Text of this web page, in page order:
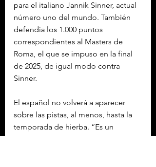
para el italiano Jannik Sinner, actual
número uno del mundo. También
defendía los 1.000 puntos
correspondientes al Masters de
Roma, el que se impuso en la final
de 2025, de igual modo contra
Sinner.
El español no volverá a aparecer
sobre las pistas, al menos, hasta la
temporada de hierba. “Es un